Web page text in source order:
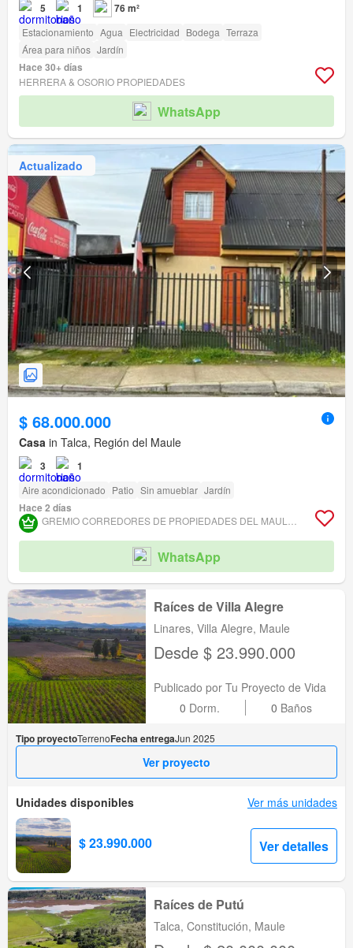
5 1 76 m²
Estacionamiento Agua Electricidad Bodega Terraza
Área para niños Jardín
Hace 30+ días
HERRERA & OSORIO PROPIEDADES
WhatsApp
Actualizado
$ 68.000.000
Casa in Talca, Región del Maule
3 1
Aire acondicionado Patio Sin amueblar Jardín
Hace 2 días
WhatsApp
Raíces de Villa Alegre
Linares, Villa Alegre, Maule
Desde $ 23.990.000
Publicado por Tu Proyecto de Vida
0 Dorm. 0 Baños
Tipo proyectoTerrenoFecha entregaJun 2025
Ver proyecto
Unidades disponibles Ver más unidades
$ 23.990.000 Ver detalles
Raíces de Putú
Talca, Constitución, Maule